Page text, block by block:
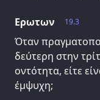
19.3
Ερωτων
Όταν
δεύτερη στην
οντότητα, είτε
έμψυχη;